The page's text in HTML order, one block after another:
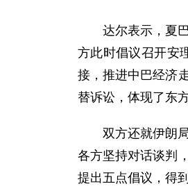
达尔表示，夏
方此时倡议召开安
接，推进中巴经济
替诉讼，体现了东
双方还就伊朗
各方坚持对话谈判
提出五点倡议，得